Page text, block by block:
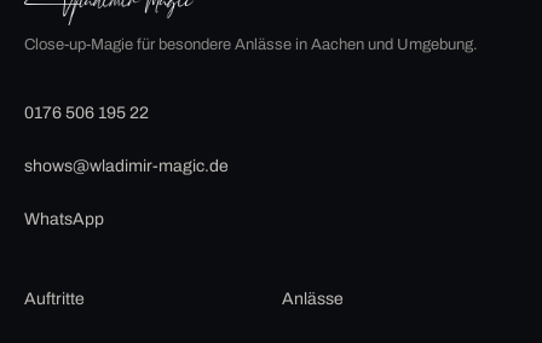
Close-up-Magie für besondere Anlässe in Aachen und Umgebung.
0176 506 195 22
shows@wladimir-magic.de
WhatsApp
Auftritte Anlässe